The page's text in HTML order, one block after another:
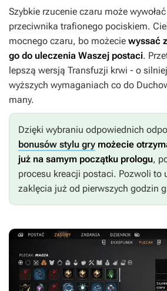
Szybkie rzucenie czaru może
przeciwnika trafionego pociskiem.
mocnego czaru, bo możecie wyssać
go do uleczenia Waszej postaci.
lepszą wersją Transfuzji krwi - o
wyższych wymaganiach co do
many.
Dzięki wybraniu odpowiednich
bonusów stylu gry możecie
już na samym początku prologu,
procesu kreacji postaci. Pozwoli to
zaklęcia już od pierwszych godzin